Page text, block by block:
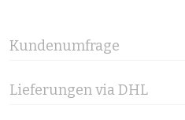
Kundenumfrage
Lieferungen via DHL